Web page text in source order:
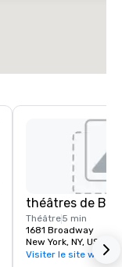
dans
théâtres de
Théâtre5 min
1681 Broadway
New York, NY, US
Visiter le site web